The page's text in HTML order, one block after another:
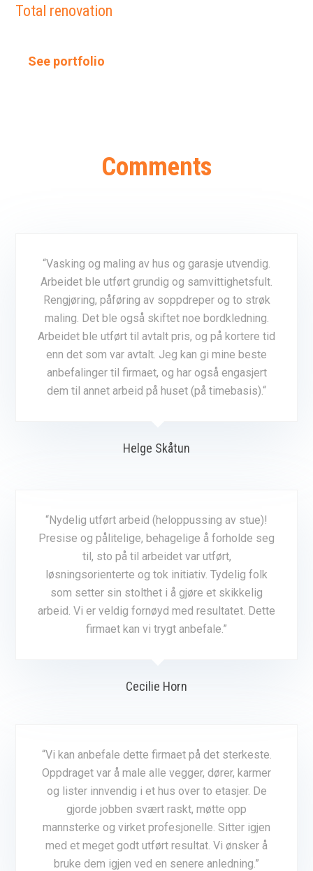
Total renovation
See portfolio
Comments
“Vasking og maling av hus og garasje utvendig.
Arbeidet ble utført grundig og samvittighetsfult.
Rengjøring, påføring av soppdreper og to strøk
maling. Det ble også skiftet noe bordkledning.
Arbeidet ble utført til avtalt pris, og på kortere tid
enn det som var avtalt. Jeg kan gi mine beste
anbefalinger til firmaet, og har også engasjert
dem til annet arbeid på huset (på timebasis).“
Helge Skåtun
“Nydelig utført arbeid (heloppussing av stue)!
Presise og pålitelige, behagelige å forholde seg
til, sto på til arbeidet var utført,
løsningsorienterte og tok initiativ. Tydelig folk
som setter sin stolthet i å gjøre et skikkelig
arbeid. Vi er veldig fornøyd med resultatet. Dette
firmaet kan vi trygt anbefale.”
Cecilie Horn
“Vi kan anbefale dette firmaet på det sterkeste.
Oppdraget var å male alle vegger, dører, karmer
og lister innvendig i et hus over to etasjer. De
gjorde jobben svært raskt, møtte opp
mannsterke og virket profesjonelle. Sitter igjen
med et meget godt utført resultat. Vi ønsker å
bruke dem igjen ved en senere anledning.”